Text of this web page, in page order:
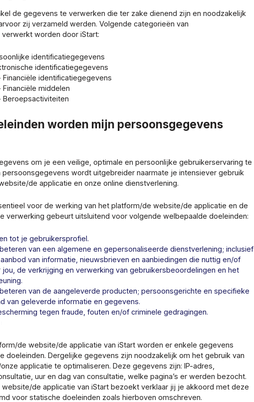
de gegevens te verwerken die ter zake dienend zijn en noodzakelijk
zij verzameld werden. Volgende categorieën van
worden door iStart:
identificatiegegevens
identificatiegegevens
identificatiegegevens
middelen
Beroepsactiviteiten
worden mijn persoonsgegevens
om je een veilige, optimale en persoonlijke gebruikerservaring te
persoonsgegevens wordt uitgebreider naarmate je intensiever gebruik
de applicatie en onze online dienstverlening.
voor de werking van het platform/de website/de applicatie en de
verwerking gebeurt uitsluitend voor volgende welbepaalde doeleinden:
tot je gebruikersprofiel.
van een algemene en gepersonaliseerde dienstverlening; inclusief
van informatie, nieuwsbrieven en aanbiedingen die nuttig en/of
de verkrijging en verwerking van gebruikersbeoordelingen en het
van de aangeleverde producten; persoonsgerichte en specifieke
van geleverde informatie en gegevens.
tegen fraude, fouten en/of criminele gedragingen.
de website/de applicatie van iStart worden er enkele gegevens
doeleinden. Dergelijke gegevens zijn noodzakelijk om het gebruik van
applicatie te optimaliseren. Deze gegevens zijn: IP-adres,
uur en dag van consultatie, welke pagina’s er werden bezocht.
de applicatie van iStart bezoekt verklaar jij je akkoord met deze
voor statische doeleinden zoals hierboven omschreven.